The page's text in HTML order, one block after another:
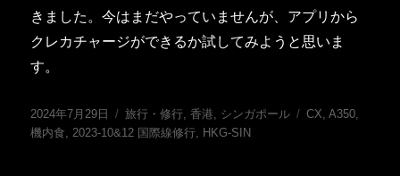
きました。今はまだやっていませんが、アプリから
クレカチャージができるか試してみようと思いま
す。
投
稿
2024年7月29日
カ
テ
旅行・修行,香港, シンガポール
タ
CX,A350,
機内食,2023-10&12 国際線修行, HKG-SIN